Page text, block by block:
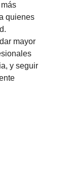
quienes
mayor
y seguir